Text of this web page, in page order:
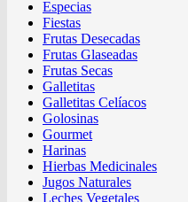
Especias
Fiestas
Frutas Desecadas
Frutas Glaseadas
Frutas Secas
Galletitas
Galletitas Celíacos
Golosinas
Gourmet
Harinas
Hierbas Medicinales
Jugos Naturales
Leches Vegetales